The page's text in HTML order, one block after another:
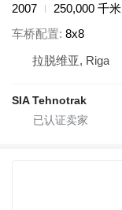
2007
250,000 千米
车桥配置 8x8
拉脱维亚, Riga
SIA Tehnotrak